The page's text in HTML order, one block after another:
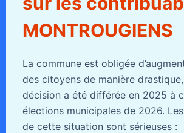
MONTROUGIENS
La commune est obligée
des citoyens de manière
décision a été différée en 2025 à
élections municipales de 2026.
de cette situation sont sérieuses :